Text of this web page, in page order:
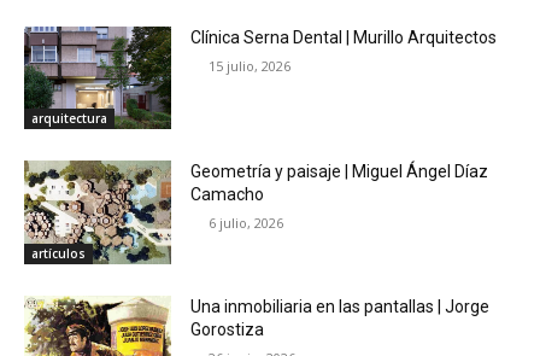
arquitectura
Clínica Serna Dental | Murillo Arquitectos
15 julio, 2026
artículos
Geometría y paisaje | Miguel Ángel Díaz
Camacho
6 julio, 2026
Una inmobiliaria en las pantallas | Jorge
Gorostiza